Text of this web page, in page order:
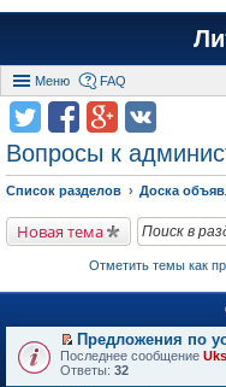
Меню FAQ
Вопросы к
Список разделов Доска
Новая тема
Отметить темы как
П
е
Предложения по
Последнее сообщение
Ответы: 32